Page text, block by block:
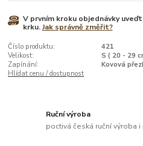
V prvním kroku objednávky
krku.Jak správně změřit?
Číslo produktu:
421
Velikost:
S ( 20 - 29
Zapínání:
Kovová
Hlídat cenu / dostupnost
Ruční výroba
poctivá česká ruční výroba